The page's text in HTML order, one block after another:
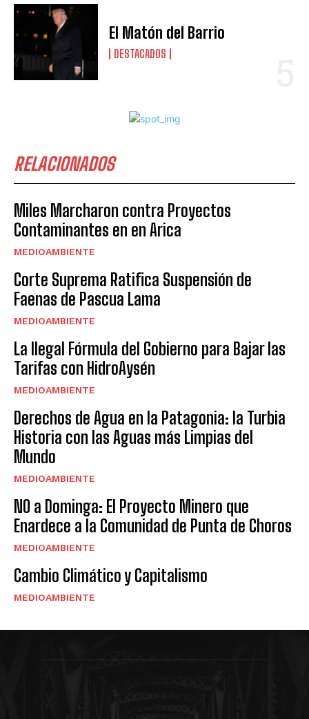
El Matón del Barrio
DESTACADOS
RELACIONADOS
Miles Marcharon contra Proyectos
Contaminantes en en Arica
MEDIOAMBIENTE
Corte Suprema Ratifica Suspensión de
Faenas de Pascua Lama
MEDIOAMBIENTE
La Ilegal Fórmula del Gobierno para Bajar las
Tarifas con HidroAysén
MEDIOAMBIENTE
Derechos de Agua en la Patagonia: la Turbia
Historia con las Aguas más Limpias del
Mundo
MEDIOAMBIENTE
NO a Dominga: El Proyecto Minero que
Enardece a la Comunidad de Punta de Choros
MEDIOAMBIENTE
Cambio Climático y Capitalismo
MEDIOAMBIENTE